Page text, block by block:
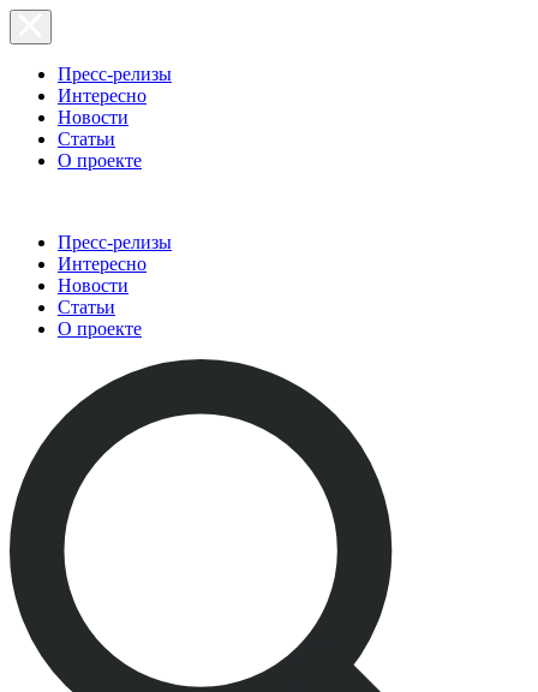
Пресс-релизы
Интересно
Новости
Статьи
О проекте
Пресс-релизы
Интересно
Новости
Статьи
О проекте